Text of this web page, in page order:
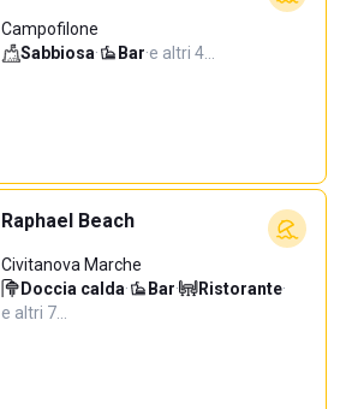
Campofilone
Sabbiosa· Bar·e altri 4…
Raphael Beach
Civitanova Marche
Doccia calda· Bar· Ristorante·
e altri 7…